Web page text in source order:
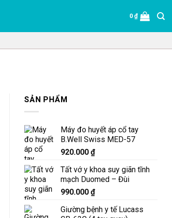
0₫
SẢN PHẨM
Máy đo huyết áp cổ tay
B.Well Swiss MED-57
920.000 ₫
Tất vớ y khoa suy giãn tĩnh
mạch Duomed – Đùi
990.000 ₫
Giường bệnh y tế Lucass